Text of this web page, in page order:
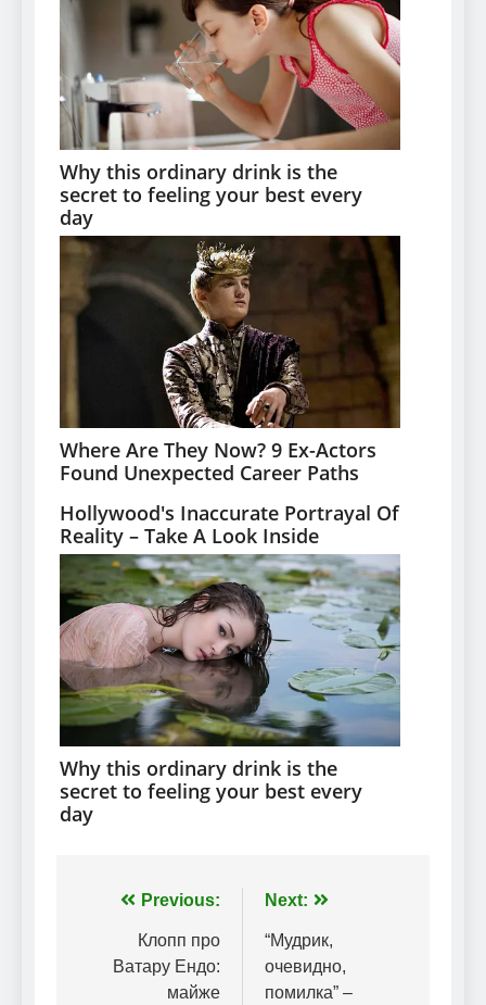
Навігація
записів
Previous:
Клопп про
Ватару Ендо:
майже
Next:
“Мудрик,
очевидно,
помилка” –